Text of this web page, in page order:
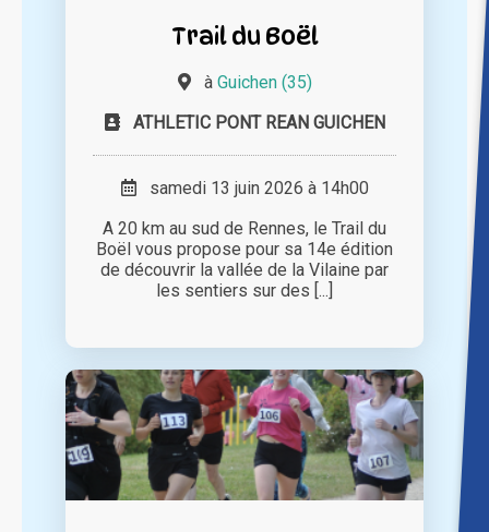
Trail du Boël
à Guichen (35)
ATHLETIC PONT REAN GUICHEN
samedi 13 juin 2026 à 14h00
A 20 km au sud de Rennes, le Trail du
Boël vous propose pour sa 14e édition
de découvrir la vallée de la Vilaine par
les sentiers sur des [...]